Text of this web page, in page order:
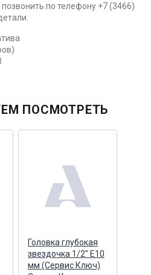
по телефону +7 (3466)
ПОСМОТРЕТЬ
Головка глубокая
звездочка 1/2" Е10
мм (Сервис Ключ)